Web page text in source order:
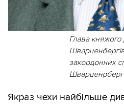
Глава княжого
закордонних
Шварценрберг
Якраз чехи найбільше